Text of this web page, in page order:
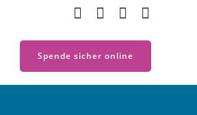
Spende sicher online